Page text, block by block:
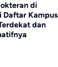
di
Daftar Kampus
dan